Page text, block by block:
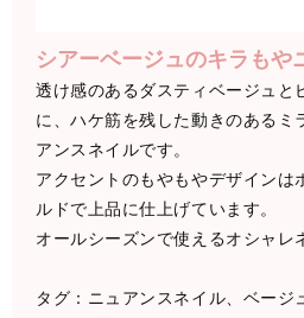
シアーベージュのキラもや
透け感のあるダスティベージュと
に、ハケ筋を残した動きのあるミ
アンスネイルです。
アクセントのもやもやデザインは
ルドで上品に仕上げています。
オールシーズンで使えるオシャレ
タグ：ニュアンスネイル、ベージ